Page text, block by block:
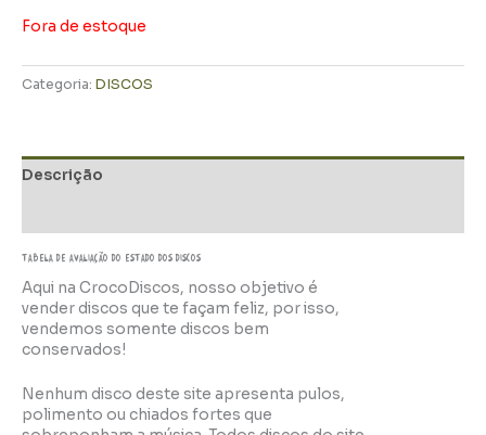
Fora de estoque
Categoria: DISCOS
Descrição
TABELA DE AVALIAÇÃo do estado dos discos
Aqui na CrocoDiscos, nosso objetivo é
vender discos que te façam feliz, por isso,
vendemos somente discos bem
conservados!
Nenhum disco deste site apresenta pulos,
polimento ou chiados fortes que